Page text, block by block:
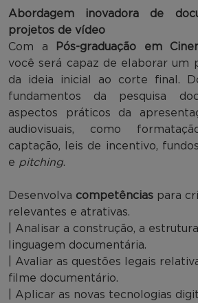
Abordagem inovadora de
projetos de vídeo
Com a
Pós-graduação em
você será capaz de elaborar um
da ideia inicial ao corte final.
fundamentos da pesquisa
aspectos práticos da
audiovisuais, como
captação, leis de incentivo,
e pitching.
Desenvolva competências para
relevantes e atrativas.
| Analisar a construção, a
linguagem documentária.
| Avaliar as questões legais
filme documentário.
| Aplicar as novas tecnologias